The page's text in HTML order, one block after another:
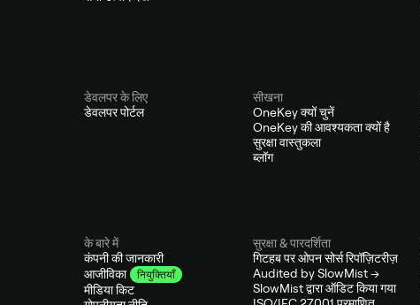
डेवलपर के लिए
डेवलपर पोर्टल
सीखना
OneKey क्यों चुनें
OneKey की आवश्यकता क्यों है
सुरक्षा वास्तुकला
ब्लॉग
के बारे में
कंपनी की जानकारी
आजीविका
नियुक्तियाँ
मीडिया किट
सुरक्षा & पारदर्शिता
गिटहब पर ओपन सोर्स रिपॉज़िटरीज़
Audited by SlowMist →
SlowMist द्वारा ऑडिट किया गया